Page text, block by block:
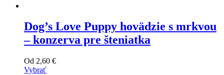
Dog’s Love Puppy hovädzie s mrkvou
– konzerva pre šteniatka
Od 2,60 €
Vybrať